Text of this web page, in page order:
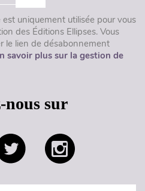
uniquement utilisée pour vous
des Éditions Ellipses. Vous
le lien de désabonnement
savoir plus sur la gestion de
nous sur